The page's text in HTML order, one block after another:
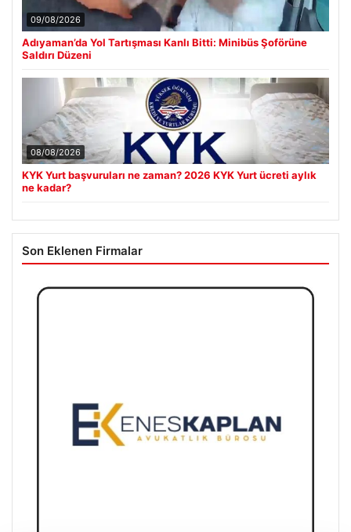
09/08/2026
Adıyaman’da Yol Tartışması Kanlı Bitti: Minibüs Şoförüne
Saldırı Düzeni
08/08/2026
KYK Yurt başvuruları ne zaman? 2026 KYK Yurt ücreti aylık
ne kadar?
Son Eklenen Firmalar